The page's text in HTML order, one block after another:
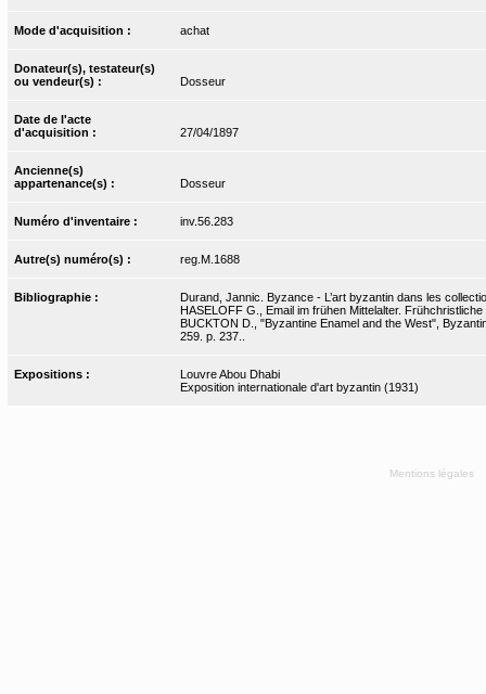
Mode d'acquisition : achat
Donateur(s), testateur(s)
ou vendeur(s) :
Dosseur
Date de l'acte
d'acquisition :
27/04/1897
Ancienne(s)
appartenance(s) :
Dosseur
Numéro d'inventaire : inv.56.283
Autre(s) numéro(s) : reg.M.1688
Bibliographie :
Durand, Jannic. Byzance - L’art byzantin dans les
HASELOFF G., Email im frühen Mittelalter.
BUCKTON D., "Byzantine Enamel and the West",
259. p. 237..
Expositions :
Louvre Abou Dhabi
Exposition internationale d'art byzantin (1931)
Mentions légales